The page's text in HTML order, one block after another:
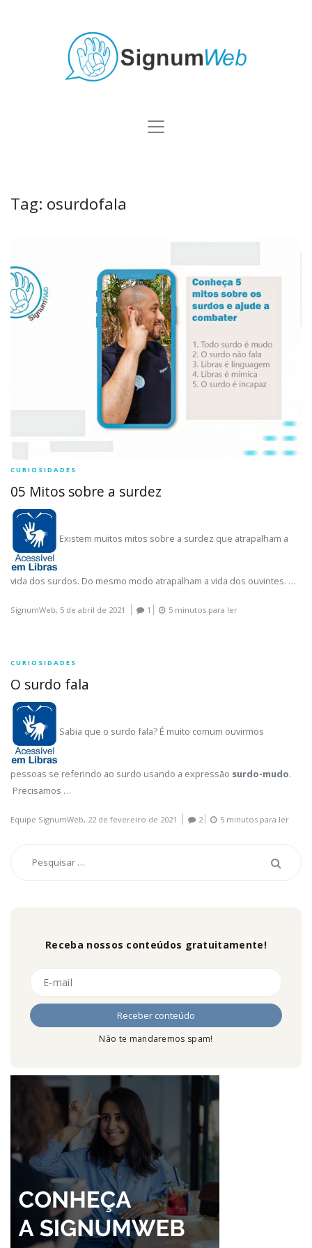
Tag: osurdofala
CURIOSIDADES
05 Mitos sobre a surdez
Existem muitos mitos sobre a surdez que atrapalham a
vida dos surdos. Do mesmo modo atrapalham a vida dos ouvintes. …
SignumWeb, 5 de abril de 2021 1 5 minutos para ler
CURIOSIDADES
O surdo fala
Sabia que o surdo fala? É muito comum ouvirmos
pessoas se referindo ao surdo usando a expressão surdo-mudo.
Precisamos …
Equipe SignumWeb, 22 de fevereiro de 2021 2 5 minutos para ler
Receba nossos conteúdos gratuitamente!
Não te mandaremos spam!